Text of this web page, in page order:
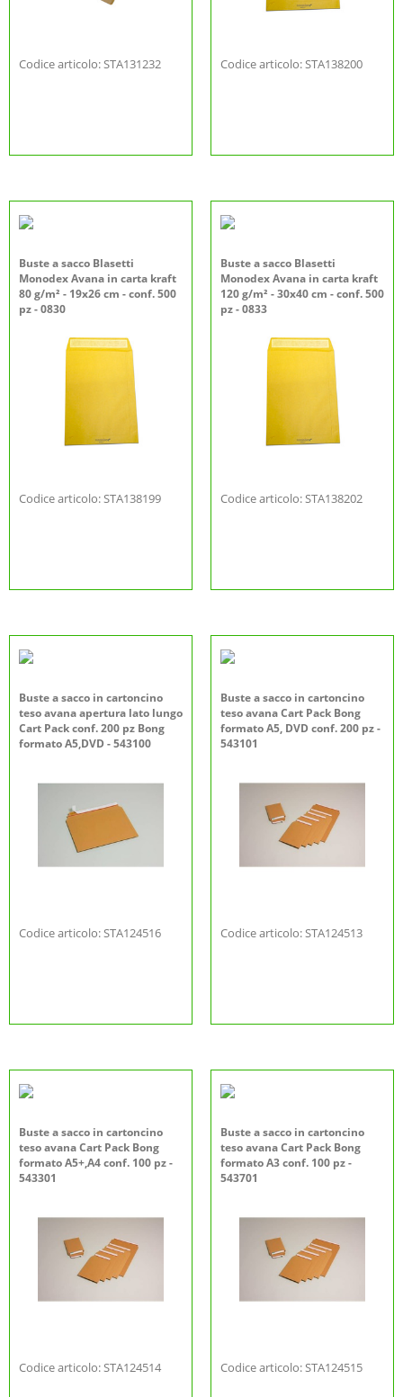
Codice articolo: STA131232 Codice articolo: STA138200
Buste a sacco Blasetti
Monodex Avana in carta kraft
80 g/m² - 19x26 cm - conf. 500
pz - 0830
Codice articolo: STA138199
Buste a sacco Blasetti
Monodex Avana in carta kraft
120 g/m² - 30x40 cm - conf. 500
pz - 0833
Codice articolo: STA138202
Buste a sacco in cartoncino
teso avana apertura lato lungo
Cart Pack conf. 200 pz Bong
formato A5,DVD - 543100
Codice articolo: STA124516
Buste a sacco in cartoncino
teso avana Cart Pack Bong
formato A5, DVD conf. 200 pz -
543101
Codice articolo: STA124513
Buste a sacco in cartoncino
teso avana Cart Pack Bong
formato A5+,A4 conf. 100 pz -
543301
Codice articolo: STA124514
Buste a sacco in cartoncino
teso avana Cart Pack Bong
formato A3 conf. 100 pz -
543701
Codice articolo: STA124515